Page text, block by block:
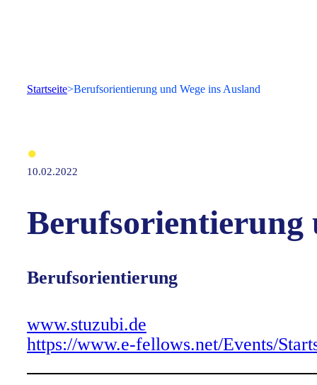
Startseite Berufsorientierung und Wege ins Ausland
●
10.02.2022
Berufsorientierung
Berufsorientierung
www.stuzubi.de
https://www.e-fellows.net/Events/